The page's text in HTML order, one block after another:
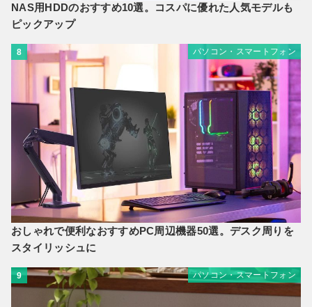
NAS用HDDのおすすめ10選。コスパに優れた人気モデルも
ピックアップ
8 パソコン・スマートフォン
おしゃれで便利なおすすめPC周辺機器50選。デスク周りを
スタイリッシュに
9 パソコン・スマートフォン